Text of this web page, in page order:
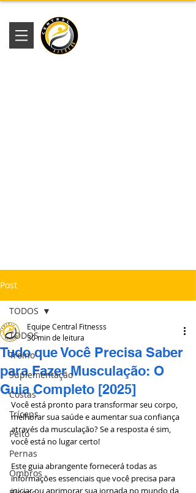
Post
TODOS
Treino
Suplementação
Costas
Tríceps
Peito
Pernas
Ombros
TODOS
Tudo que Você Precisa Saber
para Fazer Musculação: O
Guia Completo [2025]
Equipe Central Fitnesss
30 min de leitura
Você está pronto para transformar seu corpo,
melhorar sua saúde e aumentar sua confiança
através da musculação? Se a resposta é sim,
você está no lugar certo!
Este guia abrangente fornecerá todas as
informações essenciais que você precisa para
iniciar ou aprimorar sua jornada no mundo da